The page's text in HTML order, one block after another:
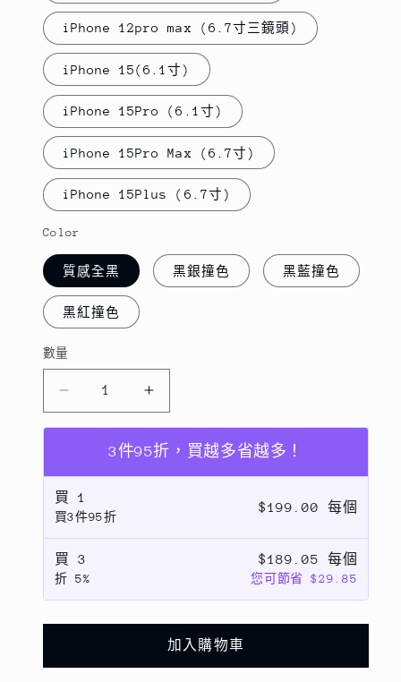
iPhone 12pro max (6.7寸三鏡頭)
iPhone 15(6.1寸)
iPhone 15Pro (6.1寸)
iPhone 15Pro Max (6.7寸)
iPhone 15Plus (6.7寸)
Color
質感全黑 黑銀撞色 黑藍撞色
黑紅撞色
數
數量
纖
撞
色
磁
吸
殼】
極
致
薄
纖
紋
撞
極
致
薄
3件95折，買越多省越多！
買 1
買3件95折
$199.00 每個
買 3
折 5%
$189.05 每個
您可節省 $29.85
加入購物車